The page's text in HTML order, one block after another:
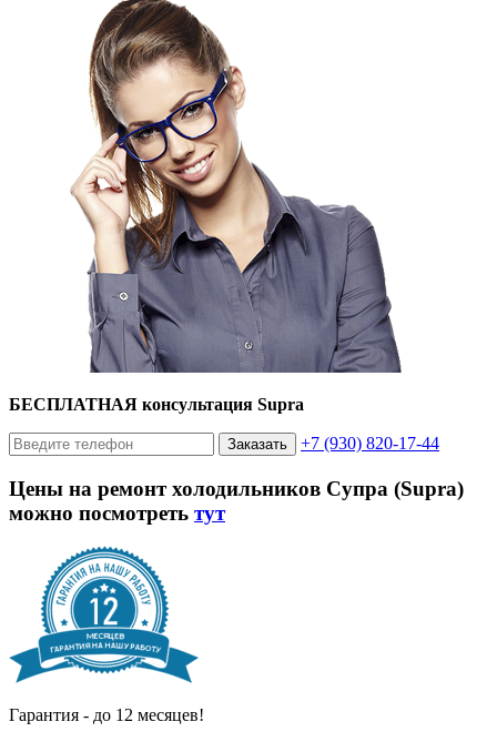
БЕСПЛАТНАЯ консультация Supra
Заказать +7 (930) 820-17-44
Цены на ремонт холодильников Супра (Supra)
можно посмотреть тут
Гарантия - до 12 месяцев!